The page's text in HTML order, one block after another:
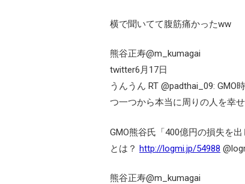
横で聞いてて腹筋痛かったww
熊谷正寿@m_kumagai
twitter6月17日
うんうん RT @padthai_09:
つ一つから本当に周りの人を幸
GMO熊谷氏「400億円の損失を
とは？ http://logmi.jp/54988
熊谷正寿@m_kumagai